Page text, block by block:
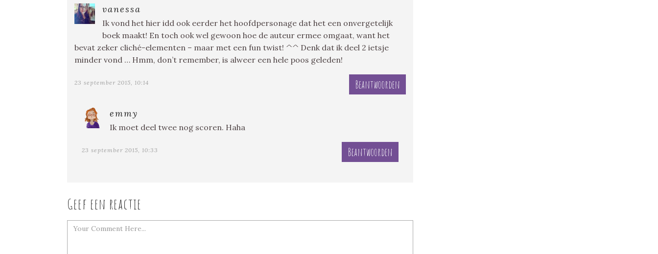
vanessa
Ik vond het hier idd ook eerder het hoofdpersonage dat het een onvergetelijk
boek maakt! En toch ook wel gewoon hoe de auteur ermee omgaat, want het
bevat zeker cliché-elementen – maar met een fun twist! ^^ Denk dat ik deel 2 ietsje
minder vond … Hmm, don’t remember, is alweer een hele poos geleden!
23 september 2015, 10:14 Beantwoorden
emmy
Ik moet deel twee nog scoren. Haha
23 september 2015, 10:33 Beantwoorden
Geef een reactie